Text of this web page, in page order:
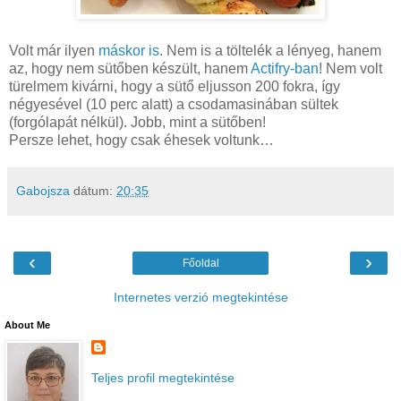
Volt már ilyen máskor is. Nem is a töltelék a lényeg, hanem
az, hogy nem sütőben készült, hanemActifry-ban! Nem volt
türelmem kivárni, hogy a sütő eljusson 200 fokra, így
négyesével (10 perc alatt) a csodamasinában sültek
(forgólapát nélkül). Jobb, mint a sütőben!
Persze lehet, hogy csak éhesek voltunk…
Gabojsza dátum: 20:35
‹ ›
Főoldal
Internetes verzió megtekintése
About Me
Teljes profil megtekintése